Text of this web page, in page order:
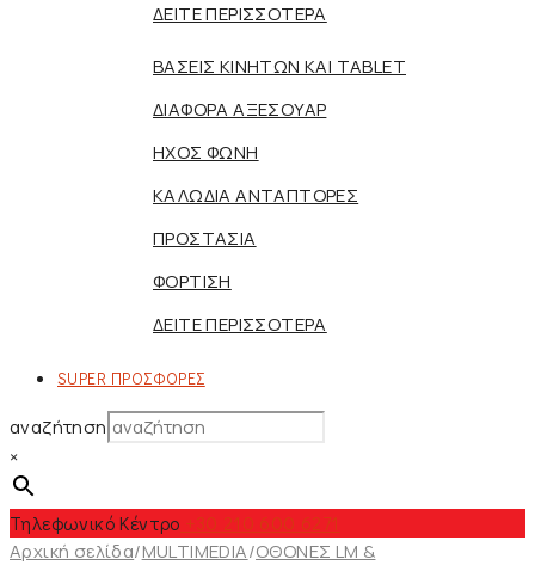
ΔΕΙΤΕ ΠΕΡΙΣΣΟΤΕΡΑ
ΒΑΣΕΙΣ ΚΙΝΗΤΩΝ ΚΑΙ TABLET
ΔΙΑΦΟΡΑ ΑΞΕΣΟΥΑΡ
ΗΧΟΣ ΦΩΝΗ
ΚΑΛΩΔΙΑ ΑΝΤΑΠΤΟΡΕΣ
ΠΡΟΣΤΑΣΙΑ
ΦΟΡΤΙΣΗ
ΔΕΙΤΕ ΠΕΡΙΣΣΟΤΕΡΑ
SUPER ΠΡΟΣΦΟΡΕΣ
αναζήτηση
×
Τηλεφωνικό Κέντρο +30 210 600 6271
Αρχική σελίδα/MULTIMEDIA/ΟΘΟΝΕΣ LM &